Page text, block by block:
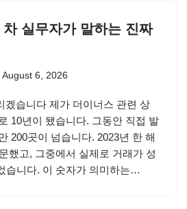
실무자가 말하는 진짜
August 6, 2026
겠습니다 제가 더이너스 관련 상
10년이 됐습니다. 그동안 직접 발
200곳이 넘습니다. 2023년 한 해
했고, 그중에서 실제로 거래가 성
습니다. 이 숫자가 의미하는…